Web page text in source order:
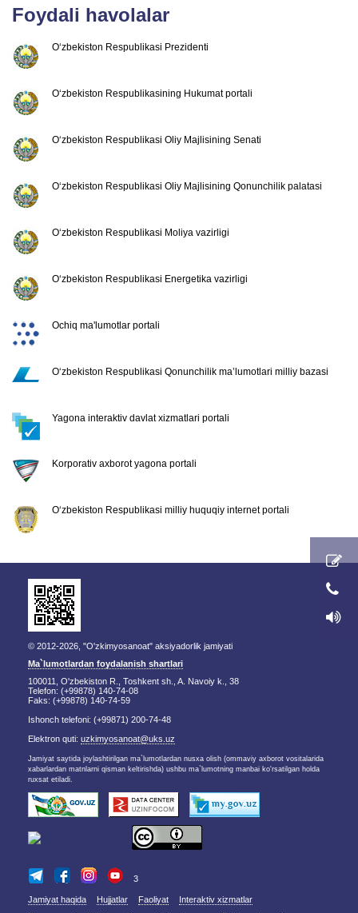
Foydali havolalar
O‘zbekiston Respublikasi Prezidenti
O‘zbekiston Respublikasining Hukumat portali
O‘zbekiston Respublikasi Oliy Majlisining Senati
O‘zbekiston Respublikasi Oliy Majlisining Qonunchilik palatasi
O‘zbekiston Respublikasi Moliya vazirligi
O‘zbekiston Respublikasi Energetika vazirligi
Ochiq ma'lumotlar portali
O‘zbekiston Respublikasi Qonunchilik ma’lumotlari milliy bazasi
Yagona interaktiv davlat xizmatlari portali
Korporativ axborot yagona portali
O‘zbekiston Respublikasi milliy huquqiy internet portali
© 2012-2026, "O'zkimyosanoat" aksiyadorlik jamiyati
Ma`lumotlardan foydalanish shartlari
100011, O'zbekiston R., Toshkent sh., A. Navoiy k., 38
Telefon: (+99878) 140-74-08
Faks: (+99878) 140-74-59
Ishonch telefoni: (+99871) 200-74-48
Elektron quti: uzkimyosanoat@uks.uz
Jamiyat saytida joylashtirilgan ma`lumotlardan nusxa olish (ommaviy axborot vositalarida
xabarlardan matnlarni qisman keltirishda) ushbu ma`lumotning manbai ko'rsatilgan holda
ruxsat etiladi.
3
Jamiyat haqida Hujjatlar Faoliyat
Interaktiv xizmatlar